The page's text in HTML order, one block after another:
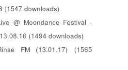
(1547 downloads)
@ Moondance Festival -
(1494 downloads)
FM (13.01.17) (1565